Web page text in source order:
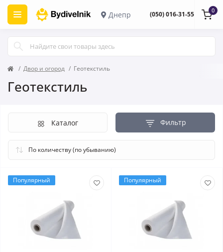
Днепр (050) 016-31-55 0
Двор и огород Геотекстиль
Геотекстиль
Фильтр
Каталог
Популярный Популярный